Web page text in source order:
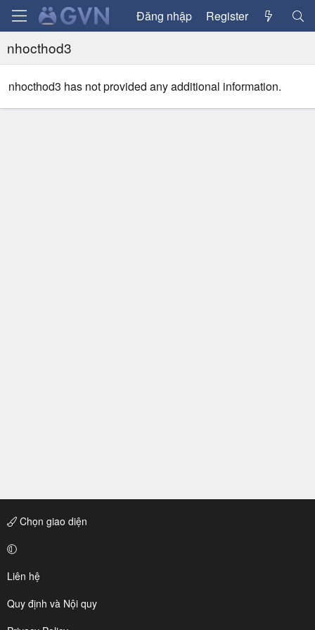
Đăng nhập Register
nhocthod3
nhocthod3 has not provided any additional information.
Chọn giao diện
Liên hệ
Quy định và Nội quy